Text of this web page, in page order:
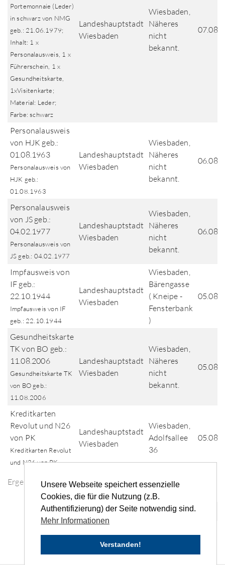
Unsere Webseite speichert essenzielle
Cookies, die für die Nutzung (z.B.
Authentifizierung) der Seite notwendig sind.
Mehr Informationen
Verstanden!
Ergebnisse der Fundsuche
Portemonnaie (Leder)
in schwarz von NMG
geb.: 21.06.1979;
Inhalt: 1 x
Personalausweis, 1 x
Führerschein, 1 x
Gesundheitskarte,
1xVisitenkarte;
Material: Leder;
Farbe: schwarz
Landeshauptstadt
Wiesbaden
Wiesbaden,
Näheres
nicht
bekannt.
Personalausweis
von HJK geb.:
01.08.1963
Personalausweis von
HJK geb.:
01.08.1963
Landeshauptstadt
Wiesbaden
Wiesbaden,
Näheres
nicht
bekannt.
Personalausweis
von JS geb.:
04.02.1977
Personalausweis von
JS geb.: 04.02.1977
Landeshauptstadt
Wiesbaden
Wiesbaden,
Näheres
nicht
bekannt.
Impfausweis von
IF geb.:
22.10.1944
Impfausweis von IF
geb.: 22.10.1944
Landeshauptstadt
Wiesbaden
Wiesbaden,
Bärengasse
( Kneipe -
Fensterbank
)
Gesundheitskarte
TK von BO geb.:
11.08.2006
Gesundheitskarte TK
von BO geb.:
11.08.2006
Landeshauptstadt
Wiesbaden
Wiesbaden,
Näheres
nicht
bekannt.
Kreditkarten
Revolut und N26
von PK
Kreditkarten Revolut
und N26 von PK
Landeshauptstadt
Wiesbaden
Wiesbaden,
Adolfsallee
36
« ‹ 1 2 3 4 5 ... ›